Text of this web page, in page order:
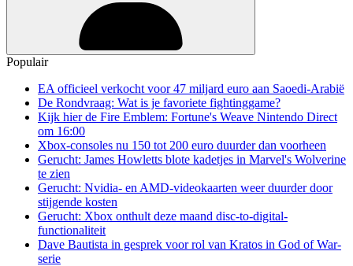
Populair
EA officieel verkocht voor 47 miljard euro aan Saoedi-Arabië
De Rondvraag: Wat is je favoriete fightinggame?
Kijk hier de Fire Emblem: Fortune's Weave Nintendo Direct
om 16:00
Xbox-consoles nu 150 tot 200 euro duurder dan voorheen
Gerucht: James Howletts blote kadetjes in Marvel's Wolverine
te zien
Gerucht: Nvidia- en AMD-videokaarten weer duurder door
stijgende kosten
Gerucht: Xbox onthult deze maand disc-to-digital-
functionaliteit
Dave Bautista in gesprek voor rol van Kratos in God of War-
serie